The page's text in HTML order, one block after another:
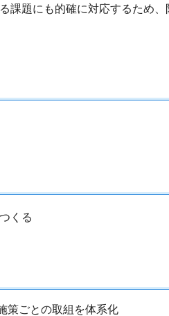
題にも的確に対応するため
くる
策ごとの取組を体系化